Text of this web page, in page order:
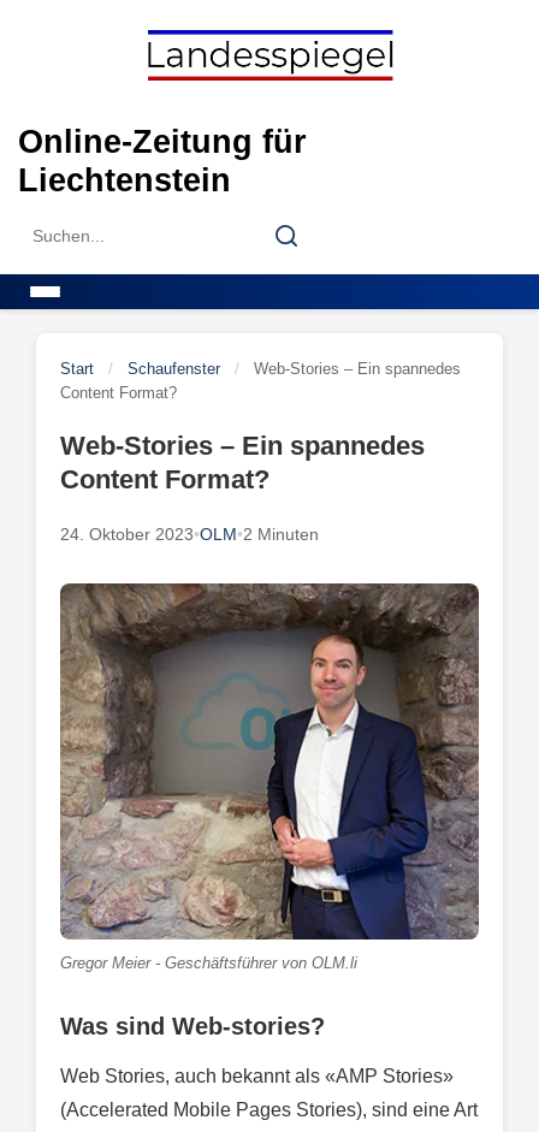
Online-Zeitung für
Liechtenstein
Search
Search
Start / Schaufenster /
Web-Stories – Ein spannedes
Content Format?
Web-Stories – Ein spannedes
Content Format?
24. Oktober 2023•OLM•2 Minuten
Gregor Meier - Geschäftsführer von OLM.li
Was sind Web-stories?
Web Stories, auch bekannt als «AMP Stories»
(Accelerated Mobile Pages Stories), sind eine Art